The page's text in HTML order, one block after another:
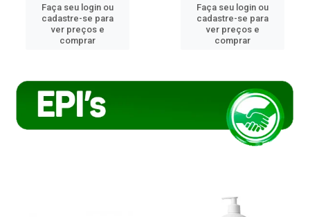
Faça seu login ou
cadastre-se para
ver preços e
comprar
Faça seu login ou
cadastre-se para
ver preços e
comprar